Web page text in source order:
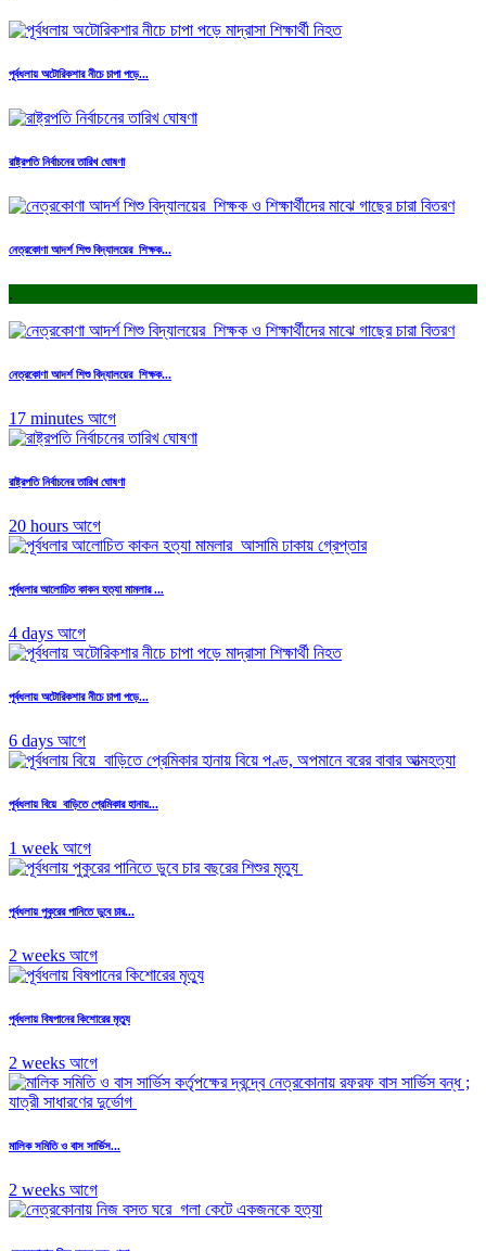
পূর্বধলায় অটোরিকশার নীচে চাপা পড়ে...
রাষ্ট্রপতি নির্বাচনের তারিখ ঘোষণা
নেত্রকোণা আদর্শ শিশু বিদ্যালয়ের শিক্ষক...
.
নেত্রকোণা আদর্শ শিশু বিদ্যালয়ের শিক্ষক...
17 minutes আগে
রাষ্ট্রপতি নির্বাচনের তারিখ ঘোষণা
20 hours আগে
পূর্বধলার আলোচিত কাকন হত্যা মামলার ...
4 days আগে
পূর্বধলায় অটোরিকশার নীচে চাপা পড়ে...
6 days আগে
পূর্বধলায় বিয়ে বাড়িতে প্রেমিকার হানায়...
1 week আগে
পূর্বধলায় পুকুরের পানিতে ডুবে চার...
2 weeks আগে
পূর্বধলায় বিষপানের কিশোরের মৃত্যু
2 weeks আগে
মালিক সমিতি ও বাস সার্ভিস...
2 weeks আগে